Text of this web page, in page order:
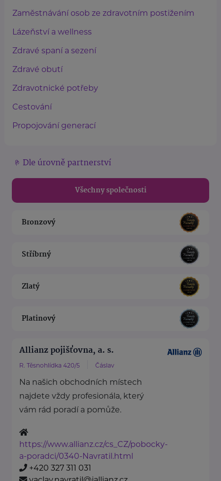
Zaměstnávání osob ze zdravotním postižením
Lázeňství a wellness
Zdravé spaní a sezení
Zdravé obutí
Zdravotnické potřeby
Cestování
Propojování generací
Dle úrovně partnerství
Všechny společnosti
Bronzový
Stříbrný
Zlatý
Platinový
Allianz pojišťovna, a. s.
R. Těsnohlídka 420/5 Čáslav
Na našich obchodních místech
najdete vždy profesionála, který
vám rád poradí a pomůže.
https://www.allianz.cz/cs_CZ/pobocky-
a-poradci/0340-Navratil.html
+420 327 311 031